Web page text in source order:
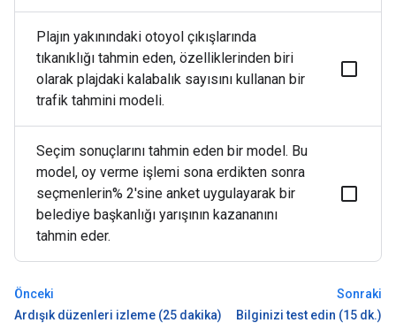
Plajın yakınındaki otoyol çıkışlarında
tıkanıklığı tahmin eden, özelliklerinden biri
olarak plajdaki kalabalık sayısını kullanan bir
trafik tahmini modeli.
Seçim sonuçlarını tahmin eden bir model. Bu
model, oy verme işlemi sona erdikten sonra
seçmenlerin% 2'sine anket uygulayarak bir
belediye başkanlığı yarışının kazananını
tahmin eder.
Önceki
Ardışık düzenleri izleme (25 dakika)
Sonraki
Bilginizi test edin (15 dk.)